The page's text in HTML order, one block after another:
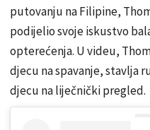
putovanju na Filipine,
podijelio svoje iskustvo
opterećenja. U videu,
djecu na spavanje, stavlja
djecu na liječnički pregled.